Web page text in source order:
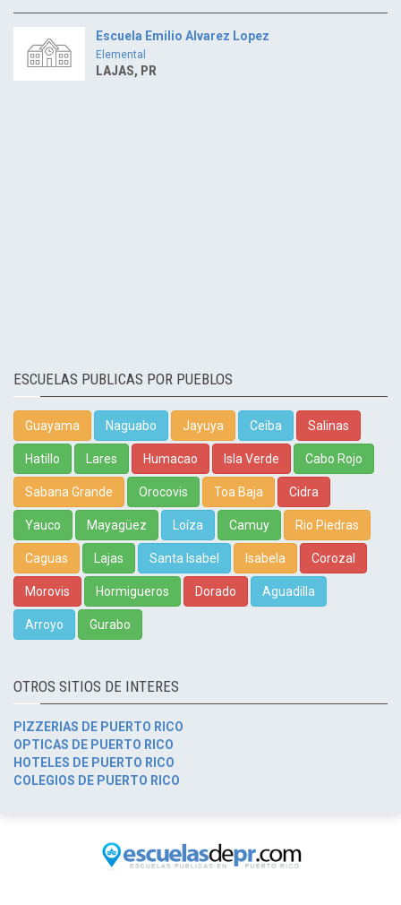
Escuela Emilio Alvarez Lopez
Elemental
LAJAS, PR
ESCUELAS PUBLICAS POR PUEBLOS
Guayama Naguabo Jayuya Ceiba Salinas
Hatillo Lares Humacao Isla Verde Cabo Rojo
Sabana Grande Orocovis Toa Baja Cidra
Yauco Mayagüez Loíza Camuy Rio Piedras
Caguas Lajas Santa Isabel Isabela Corozal
Morovis Hormigueros Dorado Aguadilla
Arroyo Gurabo
OTROS SITIOS DE INTERES
PIZZERIAS DE PUERTO RICO
OPTICAS DE PUERTO RICO
HOTELES DE PUERTO RICO
COLEGIOS DE PUERTO RICO